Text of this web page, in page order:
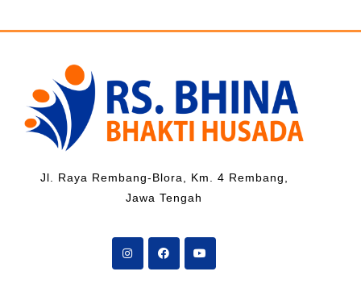
Jl. Raya Rembang-Blora, Km. 4 Rembang,
Jawa Tengah